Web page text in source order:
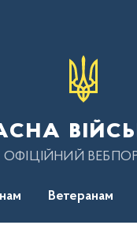
ОФІЦІЙНИЙ
Ветеранам